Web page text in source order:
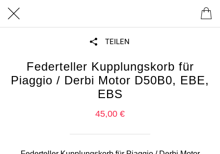
TEILEN
Federteller Kupplungskorb für
Piaggio / Derbi Motor D50B0, EBE,
EBS
45,00 €